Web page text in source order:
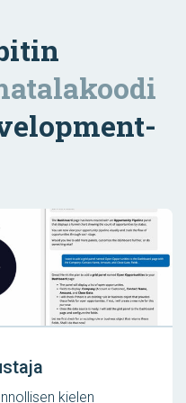
kielen